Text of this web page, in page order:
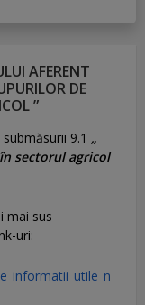
AFERENT
DE
”
9.1 „
sectorul agricol
mai sus
uri: